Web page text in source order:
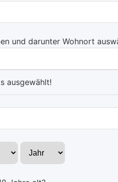
und darunter Wohnort
ausgewählt!